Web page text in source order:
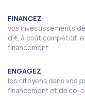
FINANCEZ
vos investissements
d'€, à coût compétitif,
financement
ENGAGEZ
les citoyens dans vos
financement et de co-